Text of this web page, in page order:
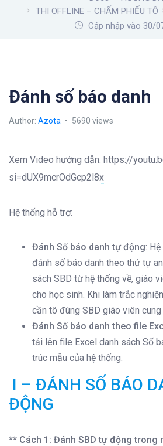
THI OFFLINE – CHẤM PHIẾU TÔ
Cập nhập vào 30/
Đánh số báo danh
Author: Azota 5690 views
Xem Video hướng dẫn: https://
si=dUX9mcrOdGcp2l8x
Hệ thống hỗ trợ:
Đánh Số báo danh tự động:
đánh số báo danh theo thứ tự
sách SBD từ hệ thống về, giáo
cho học sinh. Khi làm trắc
cần tô đúng SBD giáo viên
Đánh Số báo danh theo file
tải lên file Excel danh sách Số
trúc mẫu của hệ thống.
I – ĐÁNH SỐ BÁO
ĐỘNG
** Cách 1: Đánh SBD tự động trong